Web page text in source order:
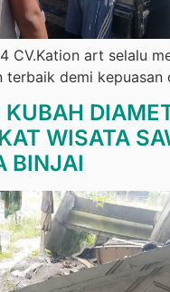
CV.Kation art selalu
terbaik demi kepuasan
KUBAH
WISATA
BINJAI